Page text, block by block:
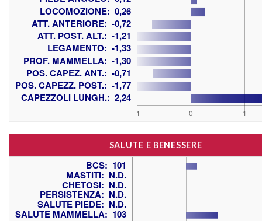
SALUTE E BENESSERE